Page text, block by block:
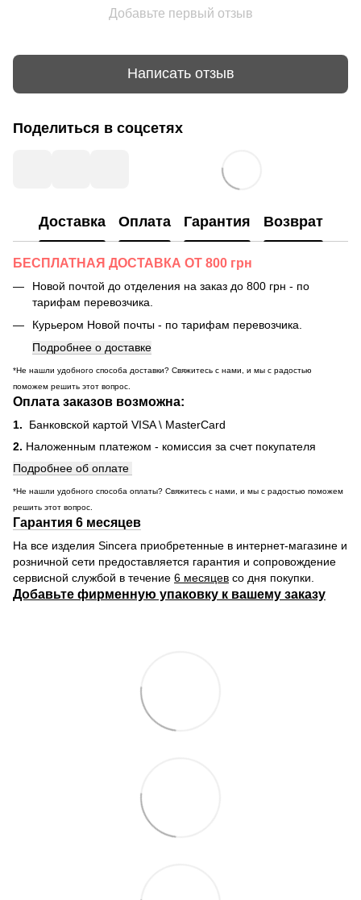
Добавьте первый отзыв
Написать отзыв
Поделиться в соцсетях
Доставка Оплата Гарантия Возврат
БЕСПЛАТНАЯ ДОСТАВКА ОТ 800 грн
Новой почтой до отделения на заказ до 800 грн - по
тарифам перевозчика.
Курьером Новой почты - по тарифам перевозчика.
Подробнее о доставке
*Не нашли удобного способа доставки? Свяжитесь с нами, и мы с радостью
поможем решить этот вопрос.
Оплата заказов возможна:
1. Банковской картой VISA \ MasterCard
2. Наложенным платежом - комиссия за счет покупателя
Подробнее об оплате
*Не нашли удобного способа оплаты? Свяжитесь с нами, и мы с радостью поможем
решить этот вопрос.
Гарантия 6 месяцев
На все изделия Sincera приобретенные в интернет-магазине и
розничной сети предоставляется гарантия и сопровождение
сервисной службой в течение 6 месяцев со дня покупки.
Добавьте фирменную упаковку к вашему заказу